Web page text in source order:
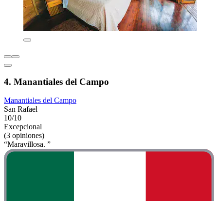
4. Manantiales del Campo
Manantiales del Campo
San Rafael
10/10
Excepcional
(3 opiniones)
“Maravillosa. ”